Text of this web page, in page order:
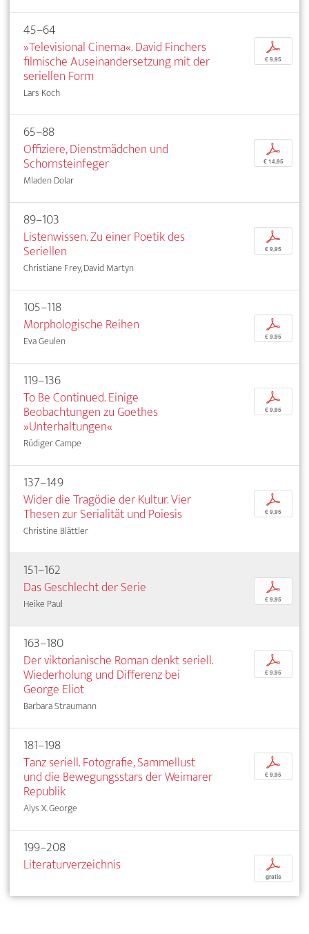
45–64
»Televisional Cinema«. David Finchers
filmische Auseinandersetzung mit der
seriellen Form
Lars Koch
p
€ 9,95
65–88
Offiziere, Dienstmädchen und
Schornsteinfeger
Mladen Dolar
p
€ 14,95
89–103
Listenwissen. Zu einer Poetik des
Seriellen
Christiane Frey, David Martyn
p
€ 9,95
105–118
Morphologische Reihen
Eva Geulen
p
€ 9,95
119–136
To Be Continued. Einige
Beobachtungen zu Goethes
»Unterhaltungen«
Rüdiger Campe
p
€ 9,95
137–149
Wider die Tragödie der Kultur. Vier
Thesen zur Serialität und Poiesis
Christine Blättler
p
€ 9,95
151–162
Das Geschlecht der Serie
Heike Paul
p
€ 9,95
163–180
Der viktorianische Roman denkt seriell.
Wiederholung und Differenz bei
George Eliot
Barbara Straumann
p
€ 9,95
181–198
Tanz seriell. Fotografie, Sammellust
und die Bewegungsstars der Weimarer
Republik
Alys X. George
p
€ 9,95
199–208
Literaturverzeichnis
p
gratis